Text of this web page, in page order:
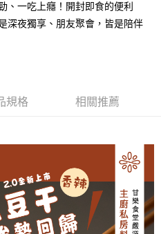
、一吃上癮！開封即食的便利
深夜獨享、朋友聚會，皆是陪伴
規格 相關推薦